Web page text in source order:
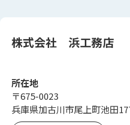
株式会社 浜工務店
所在地
〒675-0023
兵庫県加古川市尾上町池田